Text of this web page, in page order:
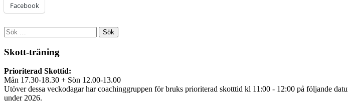
Facebook
Sök
efter:
Skott-träning
Prioriterad Skottid:
Mån 17.30-18.30 + Sön 12.00-13.00
Utöver dessa veckodagar har coachinggruppen för bruks prioriterad skotttid kl 11:00 - 12:00 på följande
under 2026.